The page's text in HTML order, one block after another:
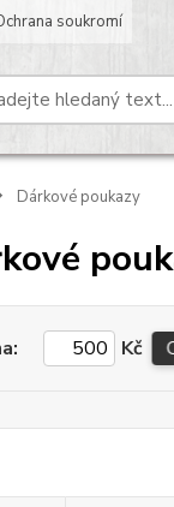
soukromí
Dárkové poukazy
Kč